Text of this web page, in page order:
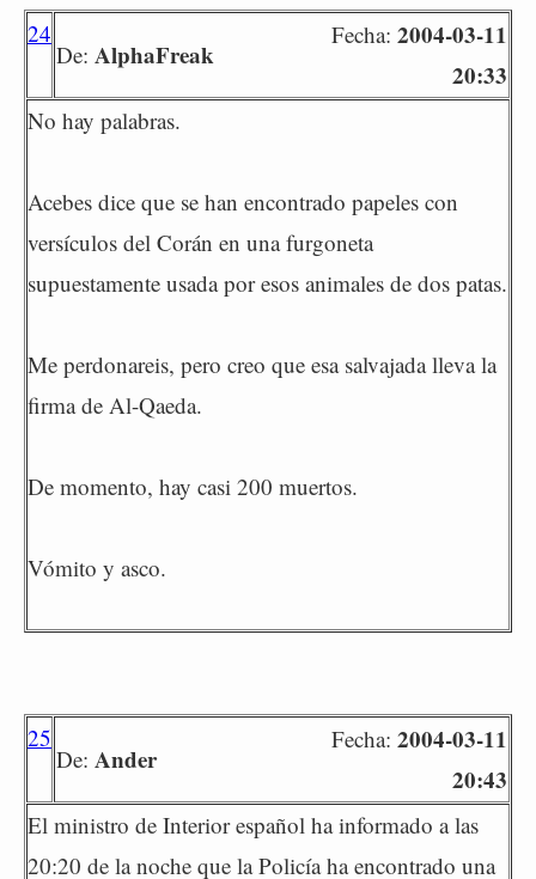
24
De: AlphaFreak
Fecha: 2004-03-11
20:33
No hay palabras.
Acebes dice que se han encontrado papeles con
versículos del Corán en una furgoneta
supuestamente usada por esos animales de dos patas.
Me perdonareis, pero creo que esa salvajada lleva la
firma de Al-Qaeda.
De momento, hay casi 200 muertos.
Vómito y asco.
25
De: Ander
Fecha: 2004-03-11
20:43
El ministro de Interior español ha informado a las
20:20 de la noche que la Policía ha encontrado una